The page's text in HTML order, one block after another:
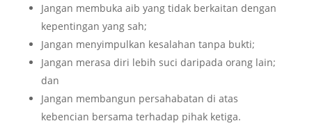
Jangan membuka aib yang tidak berkaitan dengan
kepentingan yang sah;
Jangan menyimpulkan kesalahan tanpa bukti;
Jangan merasa diri lebih suci daripada orang lain;
dan
Jangan membangun persahabatan di atas
kebencian bersama terhadap pihak ketiga.